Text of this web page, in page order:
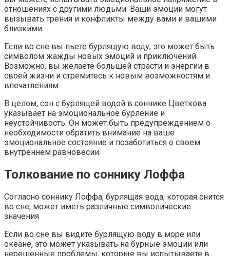
отношениях с другими людьми. Ваши эмоции могут
вызывать трения и конфликты между вами и вашими
близкими.
Если во сне вы пьете бурлящую воду, это может быть
символом жажды новых эмоций и приключений.
Возможно, вы желаете большей страсти и энергии в
своей жизни и стремитесь к новым возможностям и
впечатлениям.
В целом, сон с бурлящей водой в соннике Цветкова
указывает на эмоциональное бурление и
неустойчивость. Он может быть предупреждением о
необходимости обратить внимание на ваше
эмоциональное состояние и позаботиться о своем
внутреннем равновесии.
Толкование по соннику Лоффа
Согласно соннику Лоффа, бурлящая вода, которая снится
во сне, может иметь различные символические
значения.
Если во сне вы видите бурлящую воду в море или
океане, это может указывать на бурные эмоции или
нерешенные проблемы, которые вы испытываете в